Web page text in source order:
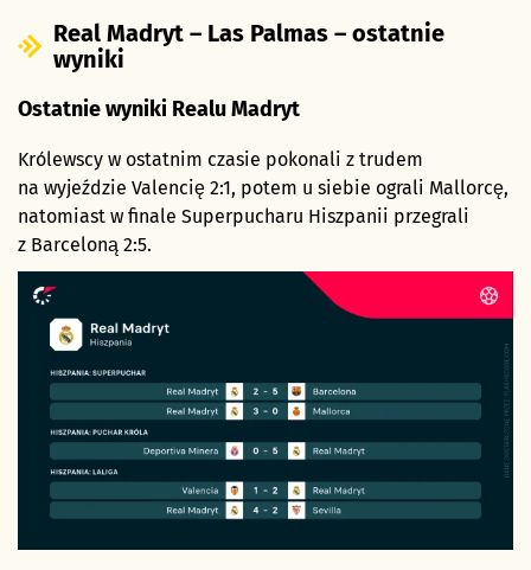
Real Madryt – Las Palmas – ostatnie
wyniki
Ostatnie wyniki Realu Madryt
Królewscy w ostatnim czasie pokonali z trudem
na wyjeździe Valencię 2:1, potem u siebie ograli Mallorcę,
natomiast w finale Superpucharu Hiszpanii przegrali
z Barceloną 2:5.